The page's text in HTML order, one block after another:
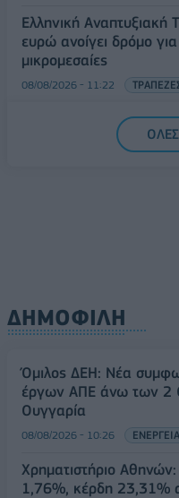
Ελληνική Αναπτυξιακή
ευρώ ανοίγει δρόμο
μικρομεσαίες
08/08/2026 - 11:22
5G παντού, 6G στον
Ελλάδα στη μεγάλη
ΔΗΜΟΦΙΛΗ
Όμιλος ΔΕΗ: Νέα
έργων ΑΠΕ άνω των 2
Ουγγαρία
08/08/2026 - 10:26 ΕΝΕΡΓΕΙΑ
Χρηματιστήριο
1,76%, κέρδη 23,31%